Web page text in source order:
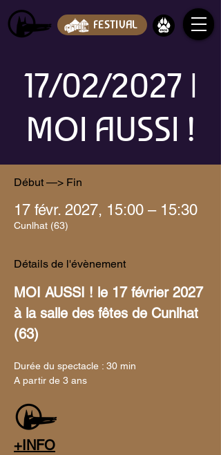
FESTIVAL
17/02/2027 |
MOI AUSSI !
Début —> Fin
17 févr. 2027, 15:00 – 15:30
Cunlhat (63)
Détails de l'évènement
MOI AUSSI ! le 17 février 2027
à la salle des fêtes de Cunlhat
(63)
Durée du spectacle : 30 min
A partir de 3 ans
+INFO